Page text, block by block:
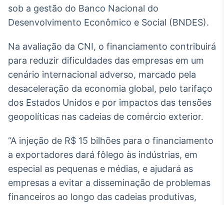
Broadcast
OTC
negociação de
ativos
Broadcast
Datafeed
APIs para
integração de
Broadcast
Ticker
Cotações e
headlines de
notícias
sob a gestão do Banco Nacional do
Desenvolvimento Econômico e Social (BNDES).
Na avaliação da CNI, o financiamento contribuirá
para reduzir dificuldades das empresas em um
cenário internacional adverso, marcado pela
desaceleração da economia global, pelo tarifaço
dos Estados Unidos e por impactos das tensões
geopolíticas nas cadeias de comércio exterior.
“A injeção de R$ 15 bilhões para o financiamento
a exportadores dará fôlego às indústrias, em
especial as pequenas e médias, e ajudará as
empresas a evitar a disseminação de problemas
financeiros ao longo das cadeias produtivas,